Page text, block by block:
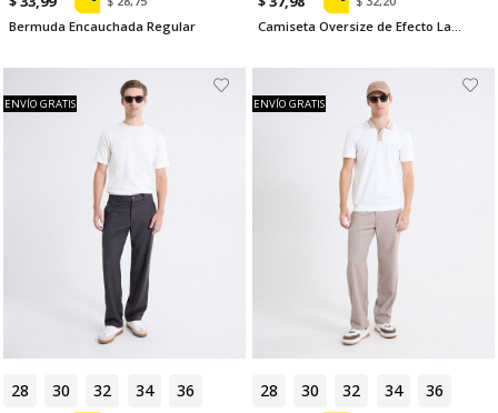
Bermuda Encauchada Regular
Camiseta Oversize de Efecto Lavado
28 30 32 34 36
ENVÍO GRATIS
28 30 32 34 36
ENVÍO GRATIS